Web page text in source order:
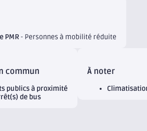
PMR - Personnes à mobilité réduite
commun
publics à proximité
de bus
À noter